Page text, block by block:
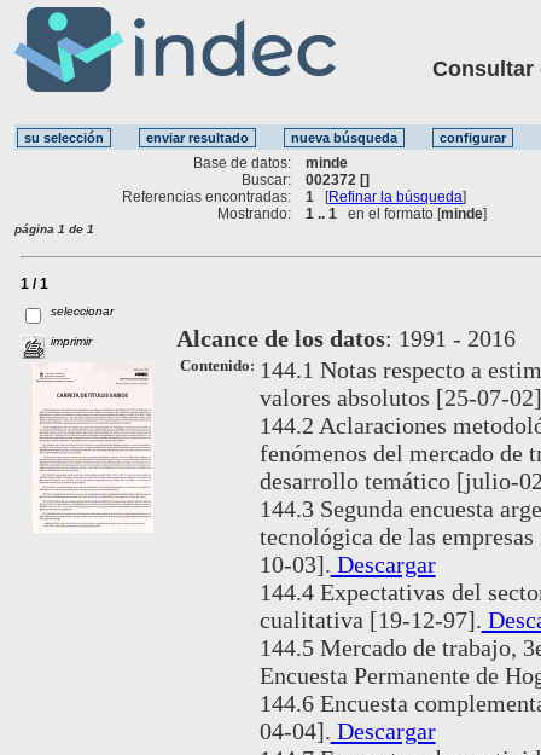
Consultar
Base de datos:
minde
Buscar:
002372 []
Referencias encontradas:
1 [Refinar la búsqueda]
Mostrando:
1 .. 1 en el formato [minde]
página 1 de 1
1 / 1
seleccionar
imprimir Alcance de los datos: 1991 - 2016
Contenido: 144.1 Notas respecto a
valores absolutos [25-07-
144.2 Aclaraciones
fenómenos del mercado de
desarrollo temático [julio-
144.3 Segunda encuesta
tecnológica de las
10-03]. Descargar
144.4 Expectativas del
cualitativa [19-12-97].
144.5 Mercado de trabajo,
Encuesta Permanente de
144.6 Encuesta
04-04]. Descargar